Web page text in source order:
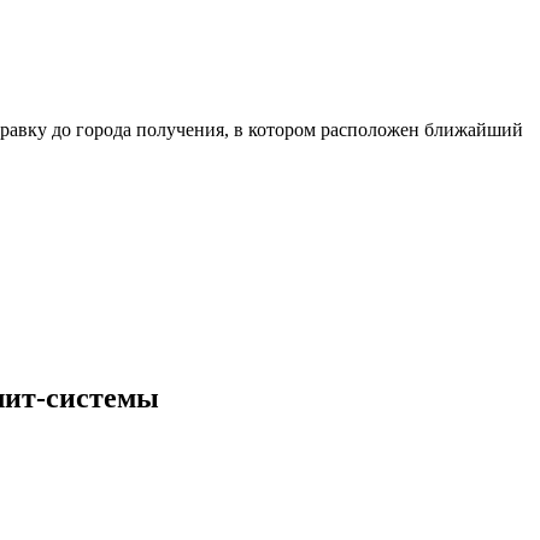
до города получения, в котором расположен ближайший
системы